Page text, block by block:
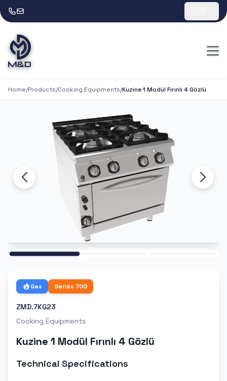
Home/Products/Cooking Equipments/Kuzine 1 Modül Fırınlı 4 Gözlü
Gas Series 700
ZMD.7KG23
Cooking Equipments
Kuzine 1 Modül Fırınlı 4 Gözlü
Technical Specifications